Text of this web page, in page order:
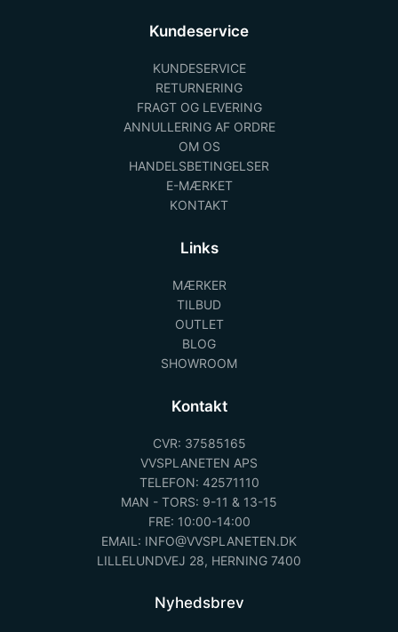
Kundeservice
KUNDESERVICE
RETURNERING
FRAGT OG LEVERING
ANNULLERING AF ORDRE
OM OS
HANDELSBETINGELSER
E-MÆRKET
KONTAKT
Links
MÆRKER
TILBUD
OUTLET
BLOG
SHOWROOM
Kontakt
CVR: 37585165
VVSPLANETEN APS
TELEFON: 42571110
MAN - TORS: 9-11 & 13-15
FRE: 10:00-14:00
EMAIL: INFO@VVSPLANETEN.DK
LILLELUNDVEJ 28, HERNING 7400
Nyhedsbrev